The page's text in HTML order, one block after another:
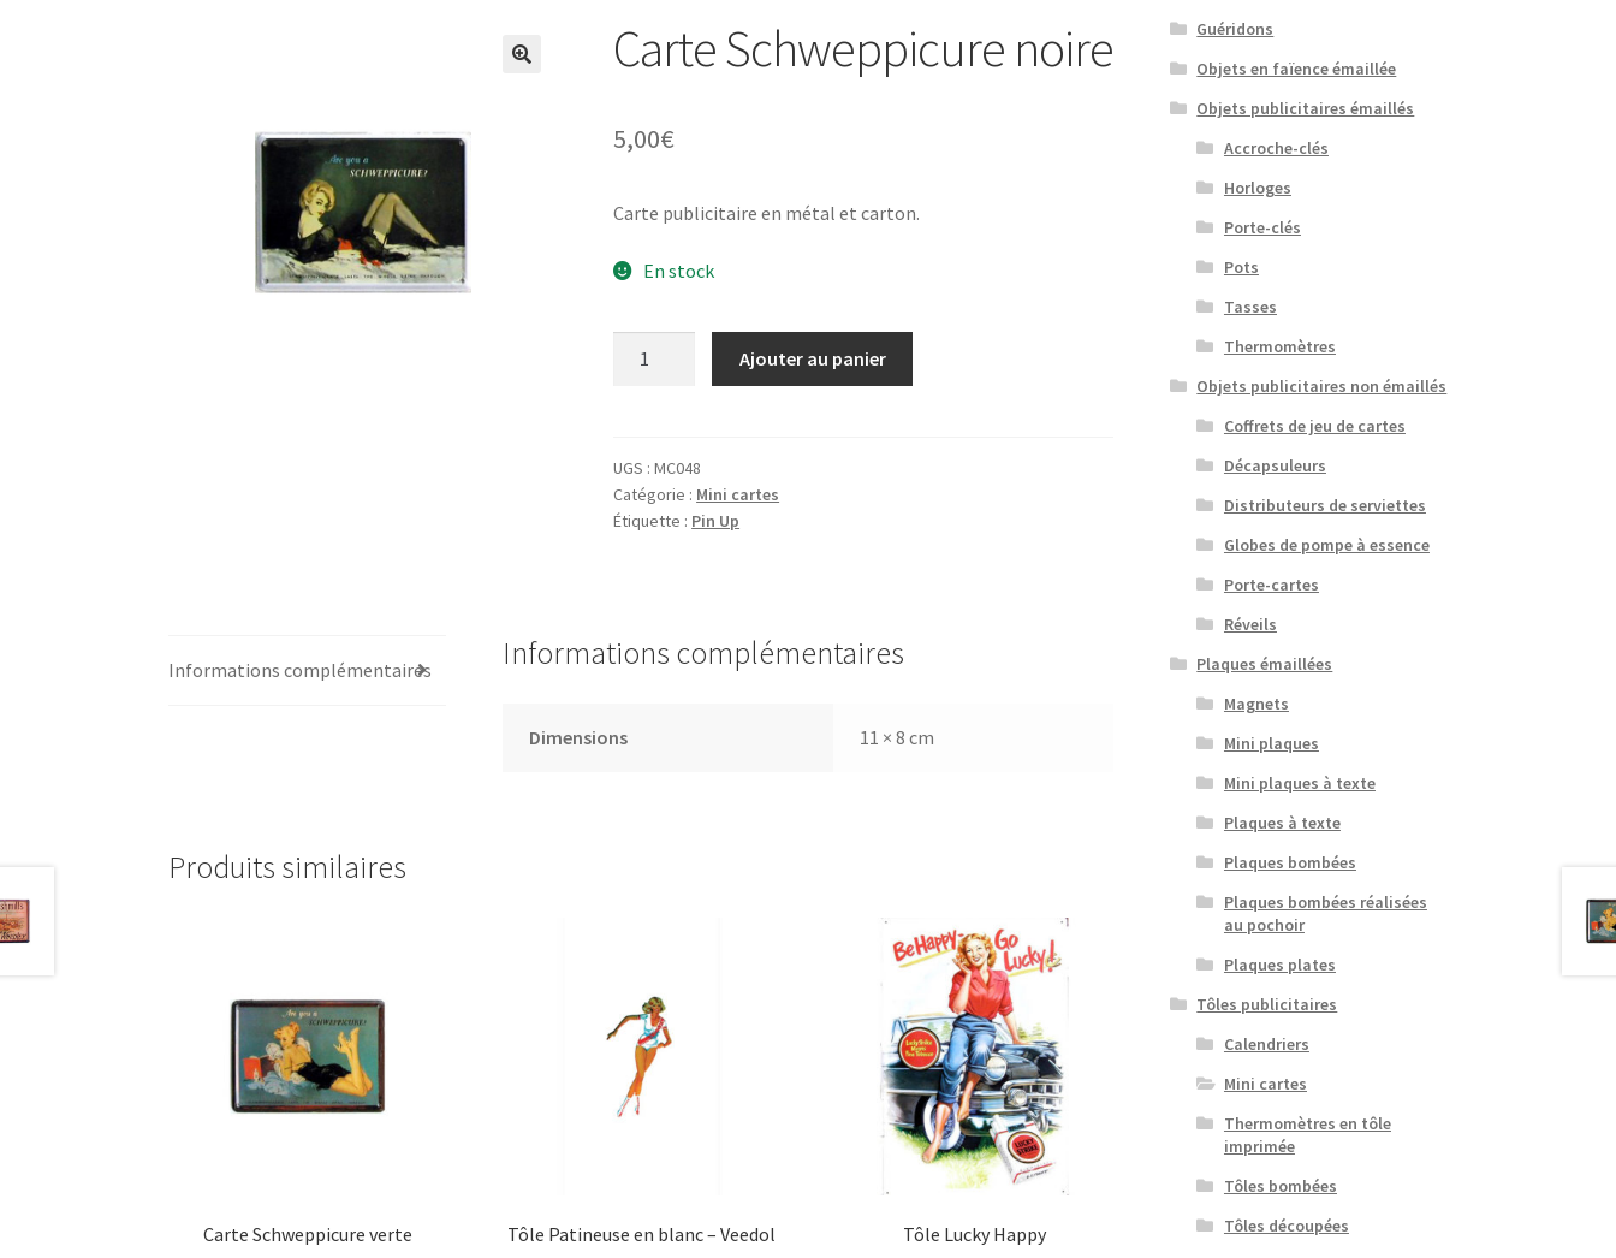
Carte Schweppicure noire
5,00€
Carte publicitaire en métal et carton.
En stock
noire
Ajouter au panier
UGS :MC048
Catégorie : Mini cartes
Étiquette : Pin Up
Informations complémentaires Informations complémentaires
Dimensions 11 × 8 cm
Produits similaires
Carte Schweppicure verte Tôle Patineuse en blanc – Veedol Tôle Lucky Happy
Guéridons
Objets en faïence émaillée
Objets publicitaires émaillés
Accroche-clés
Horloges
Porte-clés
Pots
Tasses
Thermomètres
Objets publicitaires non émaillés
Coffrets de jeu de cartes
Décapsuleurs
Distributeurs de serviettes
Globes de pompe à essence
Porte-cartes
Réveils
Plaques émaillées
Magnets
Mini plaques
Mini plaques à texte
Plaques à texte
Plaques bombées
Plaques bombées réalisées
au pochoir
Plaques plates
Tôles publicitaires
Calendriers
Mini cartes
Thermomètres en tôle
imprimée
Tôles bombées
Tôles découpées